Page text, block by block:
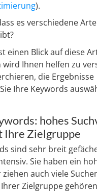
).
es verschiedene
einen Blick auf diese
wird Ihnen helfen zu
die Ergebnisse
Ihre Keywords
hohes
Ihre Zielgruppe
sind sehr breit
Sie haben ein
auch viele
Zielgruppe